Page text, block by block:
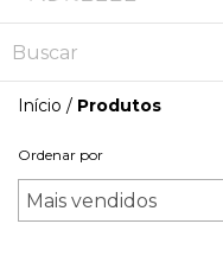
Início / Produtos
Ordenar por